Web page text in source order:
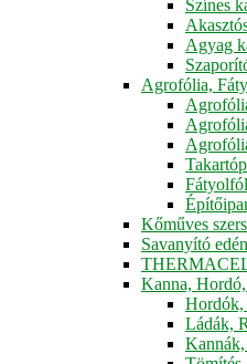
Színes
Agyag
Agrofólia,
Kőműves
Savanyító
Kanna,
Ládák,